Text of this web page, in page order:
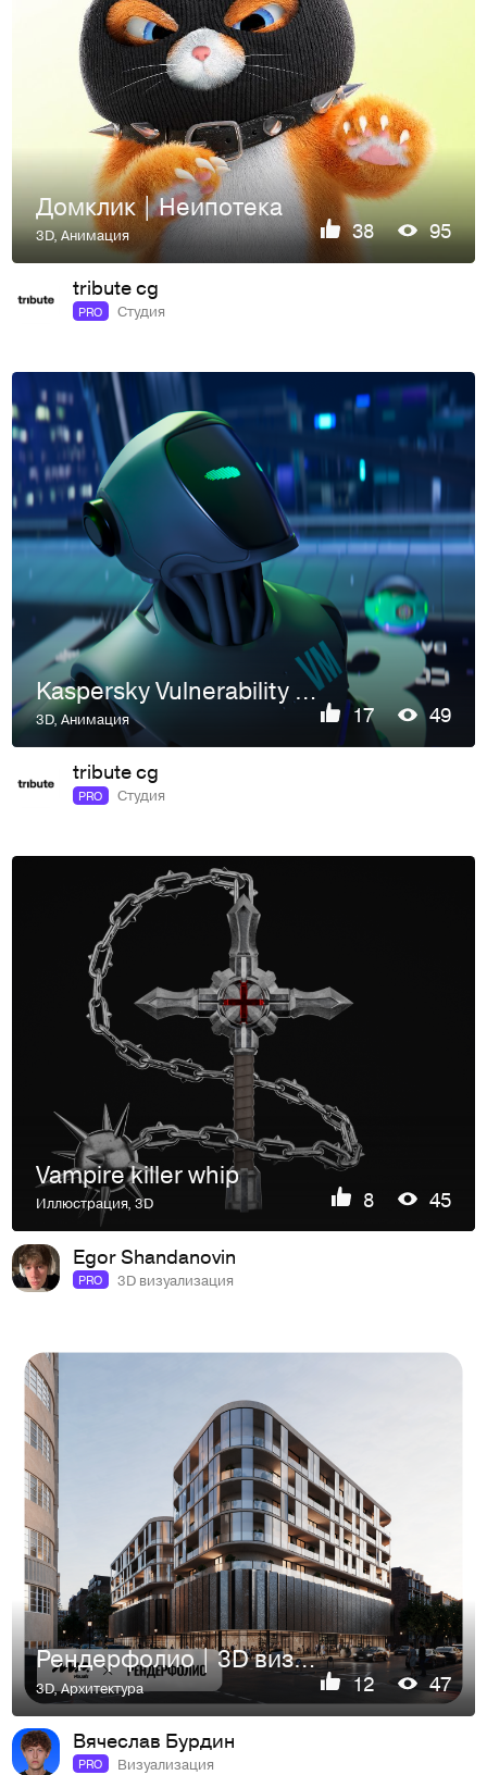
Домклик | Неипотека
3D,Анимация 38 95
tribute cg
PRO Студия
Kaspersky Vulnerability Management
3D,Анимация 17 49
tribute cg
PRO Студия
Vampire killer whip
Иллюстрация,3D 8 45
Egor Shandanovin
PRO 3D визуализация
Рендерфолио | 3D визуализации
3D,Архитектура 12 47
Вячеслав Бурдин
PRO Визуализация